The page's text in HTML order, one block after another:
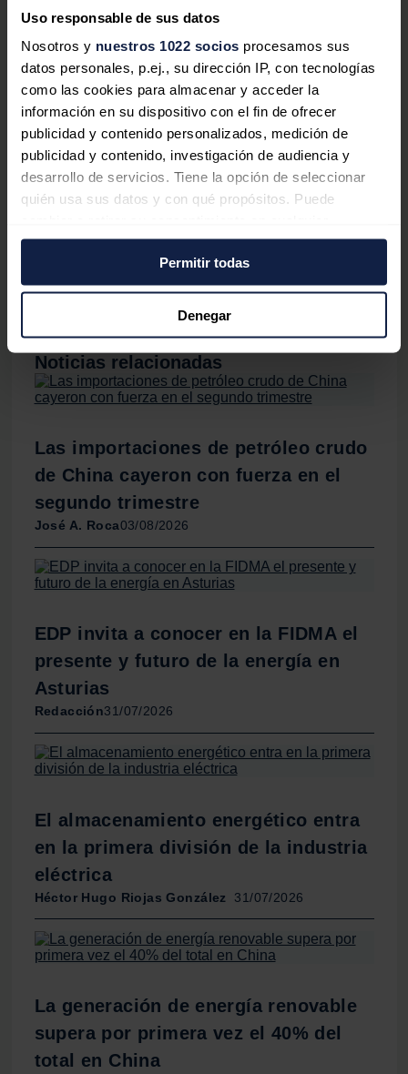
Uso responsable de sus datos
Nosotros y nuestros 1022 socios procesamos sus
datos personales, p.ej., su dirección IP, con tecnologías
como las cookies para almacenar y acceder la
información en su dispositivo con el fin de ofrecer
publicidad y contenido personalizados, medición de
publicidad y contenido, investigación de audiencia y
desarrollo de servicios. Tiene la opción de seleccionar
quién usa sus datos y con qué propósitos. Puede
momento desde la Declaración de cookies o clicando en
el Menú de consentimiento.
Si lo permite, también quisiéramos:
Recopilar información sobre su ubicación
geográfica que puede tener una precisión de varios
metros
Identificar su dispositivo analizándolo activamente
digitales)
Obtenga más información sobre cómo se procesan sus
datos personales y establezca sus preferencias en la
sección de datos. Puede cambiar o retirar su
consentimiento en cualquier momento en la Declaración
sociales y analizar el tráfico. Además, compartimos
información sobre el uso que haga del sitio web con
nuestros partners de redes sociales, publicidad y análisis
web, quienes pueden combinarla con otra información
que les haya proporcionado o que hayan recopilado a
partir del uso que haya hecho de sus servicios.
Permitir todas
Denegar
150 MW, que firmaron ambas compañías en septiembre
de 2014, y cuya tercera y última fase está prevista para
la primera mitad de este año.
Desde 2008, Gamesa ha firmado acuerdos para el
suministro de 300 MW a HCIG, el mayor operador en la
provincia de Hebei y uno de los diez más importantes a
nivel nacional.
destaca la compañía en un comunicado.
Noticias relacionadas
Las importaciones de petróleo crudo
de China cayeron con fuerza en el
segundo trimestre
José A. Roca03/08/2026
EDP invita a conocer en la FIDMA el
presente y futuro de la energía en
Asturias
Redacción31/07/2026
El almacenamiento energético entra
en la primera división de la industria
eléctrica
Héctor Hugo Riojas González 31/07/2026
La generación de energía renovable
supera por primera vez el 40% del
total en China